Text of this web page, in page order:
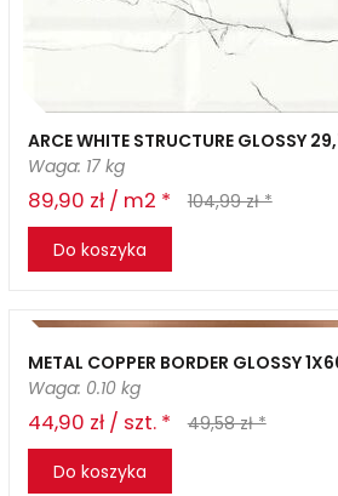
ARCE WHITE STRUCTURE GLOSSY
Waga: 17 kg
89,90 zł / m2 *
104,99 zł *
Do koszyka
METAL COPPER BORDER GLOSSY
Waga: 0.10 kg
44,90 zł / szt. *
49,58 zł *
Do koszyka